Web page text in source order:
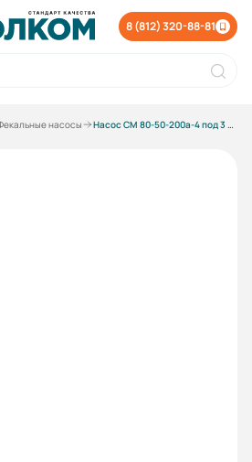
8 (812) 320-88-81
насосы Насос СМ 80-50-200а-4 под 3 кВт без электродвигателя без рамы